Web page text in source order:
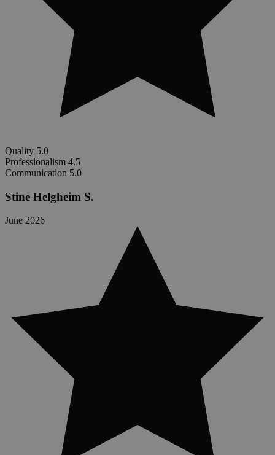
Quality 5.0
Professionalism 4.5
Communication 5.0
Stine Helgheim S.
June 2026